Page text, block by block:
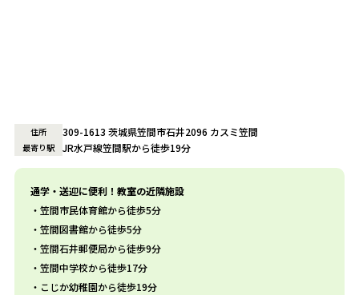
住所 309-1613 茨城県笠間市石井2096 カスミ笠間
最寄り駅 JR水戸線笠間駅から徒歩19分
通学・送迎に便利！教室の近隣施設
笠間市民体育館から徒歩5分
笠間図書館から徒歩5分
笠間石井郵便局から徒歩9分
笠間中学校から徒歩17分
こじか幼稚園から徒歩19分